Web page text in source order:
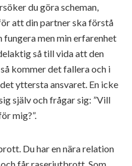
du göra scheman,
att din partner ska förstå
fungera men min erfarenhet
så till vida att den
kommer det fallera och i
yttersta ansvaret. En icke
själv och frågar sig: ”Vill
mig?”.
Du har en nära relation